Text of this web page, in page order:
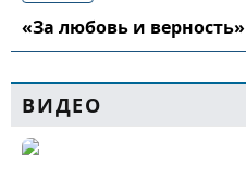
«За любовь и верность»
ВИДЕО